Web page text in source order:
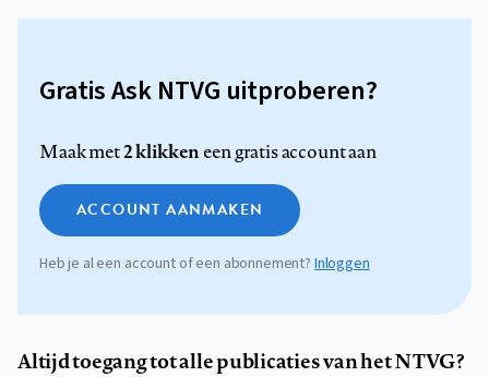
Gratis Ask NTVG uitproberen?
Maak met2 klikkeneen gratis account aan
ACCOUNT AANMAKEN
Heb je al een account of een abonnement?Inloggen
Altijd toegang tot alle publicaties van het NTVG?